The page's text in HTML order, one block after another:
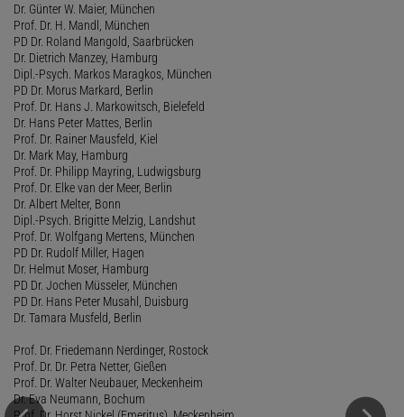
Dr. Günter W. Maier, München
Prof. Dr. H. Mandl, München
PD Dr. Roland Mangold, Saarbrücken
Dr. Dietrich Manzey, Hamburg
Dipl.-Psych. Markos Maragkos, München
PD Dr. Morus Markard, Berlin
Prof. Dr. Hans J. Markowitsch, Bielefeld
Dr. Hans Peter Mattes, Berlin
Prof. Dr. Rainer Mausfeld, Kiel
Dr. Mark May, Hamburg
Prof. Dr. Philipp Mayring, Ludwigsburg
Prof. Dr. Elke van der Meer, Berlin
Dr. Albert Melter, Bonn
Dipl.-Psych. Brigitte Melzig, Landshut
Prof. Dr. Wolfgang Mertens, München
PD Dr. Rudolf Miller, Hagen
Dr. Helmut Moser, Hamburg
PD Dr. Jochen Müsseler, München
PD Dr. Hans Peter Musahl, Duisburg
Dr. Tamara Musfeld, Berlin
Prof. Dr. Friedemann Nerdinger, Rostock
Prof. Dr. Dr. Petra Netter, Gießen
Prof. Dr. Walter Neubauer, Meckenheim
Dr. Eva Neumann, Bochum